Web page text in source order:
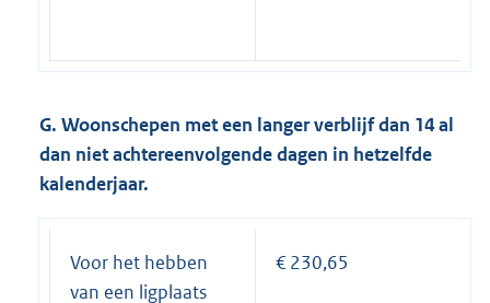
G. Woonschepen met een langer verblijf dan 14 al
dan niet achtereenvolgende dagen in hetzelfde
kalenderjaar.
Voor het hebben
van een ligplaats
€ 230,65